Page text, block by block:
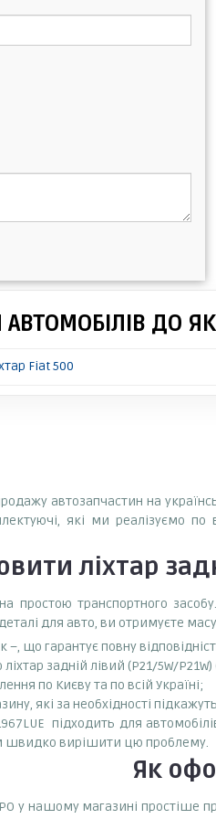
ДО
Fiat 500
автозапчастин на
які ми реалізуємо
ліхтар
простою транспортного
для авто, ви отримуєте масу
–, що гарантує повну
задній лівий (P21/5W/
по Києву та по всій Україні;
які за необхідності
підходить для
швидко вирішити цю проблему.
Як
у нашому магазині